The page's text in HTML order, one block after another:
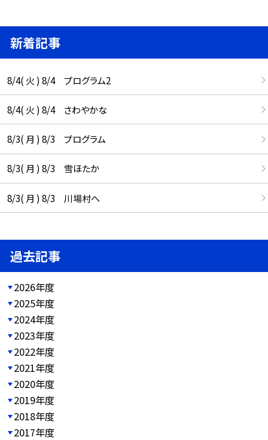
新着記事
8/4( 火 ) 8/4 プログラム2
8/4( 火 ) 8/4 さわやかな
8/3( 月 ) 8/3 プログラム
8/3( 月 ) 8/3 雪ほたか
8/3( 月 ) 8/3 川場村へ
過去記事
2026年度
2025年度
2024年度
2023年度
2022年度
2021年度
2020年度
2019年度
2018年度
2017年度